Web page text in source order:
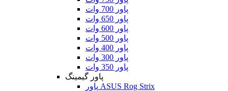
پاور 700 وات
پاور 650 وات
پاور 600 وات
پاور 500 وات
پاور 400 وات
پاور 300 وات
پاور 350 وات
پاور گیمینگ
پاور ASUS Rog Strix